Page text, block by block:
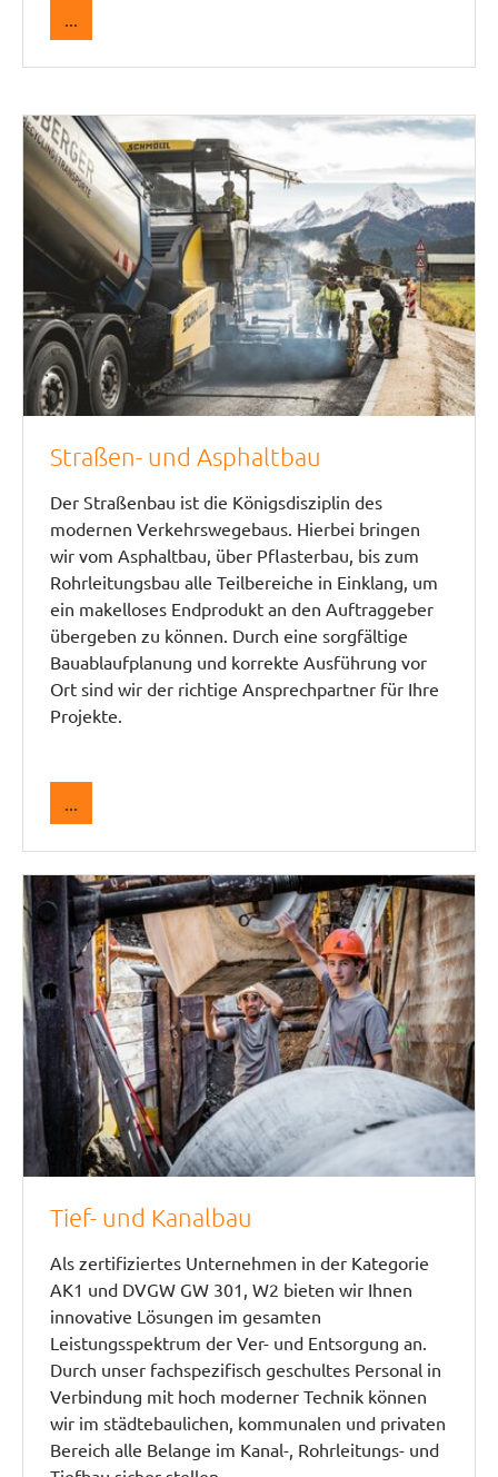
Straßen- und Asphaltbau
Der Straßenbau ist die Königsdisziplin des
modernen Verkehrswegebaus. Hierbei bringen
wir vom Asphaltbau, über Pflasterbau, bis zum
Rohrleitungsbau alle Teilbereiche in Einklang, um
ein makelloses Endprodukt an den Auftraggeber
übergeben zu können. Durch eine sorgfältige
Bauablaufplanung und korrekte Ausführung vor
Ort sind wir der richtige Ansprechpartner für Ihre
Projekte.
...
Tief- und Kanalbau
Als zertifiziertes Unternehmen in der Kategorie
AK1 und DVGW GW 301, W2 bieten wir Ihnen
innovative Lösungen im gesamten
Leistungsspektrum der Ver- und Entsorgung an.
Durch unser fachspezifisch geschultes Personal in
Verbindung mit hoch moderner Technik können
wir im städtebaulichen, kommunalen und privaten
Bereich alle Belange im Kanal-, Rohrleitungs- und